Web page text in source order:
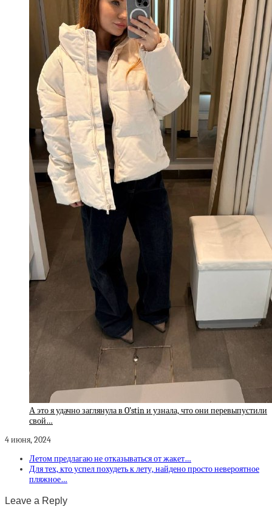
А это я удачно заглянула в O’stin и узнала, что они перевыпустили
свой…
4 июня, 2024
Летом предлагаю не отказываться от жакет…
Для тех, кто успел похудеть к лету, найдено просто невероятное
пляжное…
Leave a Reply